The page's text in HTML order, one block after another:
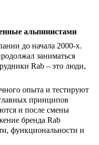
альпинистами
до начала 2000-х.
заниматься
Rab – это люди,
опыта и тестируют
принципов
и после смены
бренда Rab
функциональности и